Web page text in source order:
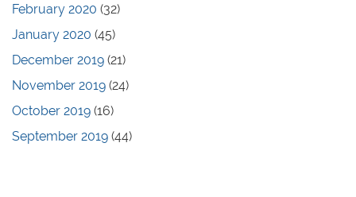
February 2020 (32)
January 2020 (45)
December 2019 (21)
November 2019 (24)
October 2019 (16)
September 2019 (44)